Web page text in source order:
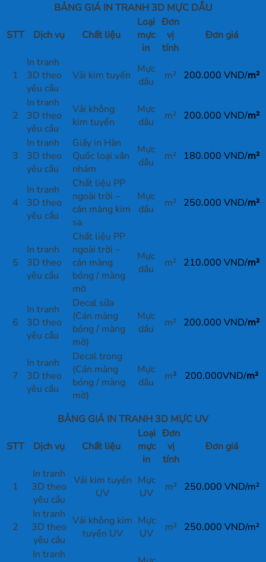
BẢNG GIÁ IN TRANH 3D MỰC DẦU
STT Dịch vụ Chất liệu
Loại
mực
in
Đơn
vị
tính
Đơn giá
1
In tranh
3D theo
yêu cầu
Vải kim tuyến Mực
dầu
m² 200.000 VND/m²
2
In tranh
3D theo
yêu cầu
Vải không
kim tuyến
Mực
dầu
m² 200.000 VND/m²
3
In tranh
3D theo
yêu cầu
Giấy in Hàn
Quốc loại vân
nhám
Mực
dầu
m² 180.000 VND/m²
4
In tranh
3D theo
yêu cầu
Chất liệu PP
ngoài trời –
cán màng kim
sa
Mực
dầu
m² 250.000 VND/m²
5
In tranh
3D theo
yêu cầu
Chất liệu PP
ngoài trời –
cán màng
bóng / màng
mờ
Mực
dầu
m² 210.000 VND/m²
6
In tranh
3D theo
yêu cầu
Decal sữa
(Cán màng
bóng / màng
mờ)
Mực
dầu
m² 200.000 VND/m²
7
In tranh
3D theo
yêu cầu
Decal trong
(Cán màng
bóng / màng
mờ)
Mực
dầu
m² 200.000VND/m²
BẢNG GIÁ IN TRANH 3D MỰC UV
STT Dịch vụ Chất liệu
Loại
mực
in
Đơn
vị
tính
Đơn giá
1
In tranh
3D theo
yêu cầu
Vải kim tuyến
UV
Mực
UV
m² 250.000 VND/m²
2
In tranh
3D theo
yêu cầu
Vải không kim
tuyến UV
Mực
UV
m² 250.000 VND/m²
In tranh